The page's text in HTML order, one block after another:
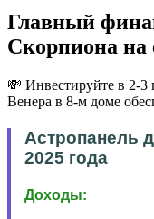
Главный
Скорпиона на
💸 Инвестируйте в 2-3
Венера в 8-м доме
Астропанель
2025 года
Доходы: